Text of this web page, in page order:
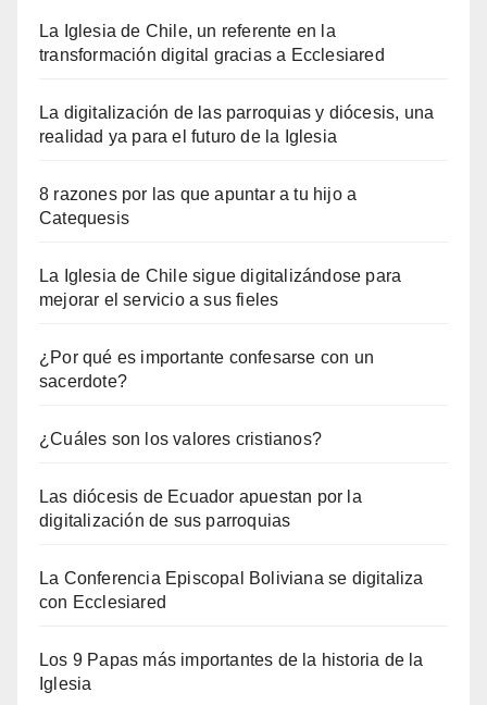
La Iglesia de Chile, un referente en la
transformación digital gracias a Ecclesiared
La digitalización de las parroquias y diócesis, una
realidad ya para el futuro de la Iglesia
8 razones por las que apuntar a tu hijo a
Catequesis
La Iglesia de Chile sigue digitalizándose para
mejorar el servicio a sus fieles
¿Por qué es importante confesarse con un
sacerdote?
¿Cuáles son los valores cristianos?
Las diócesis de Ecuador apuestan por la
digitalización de sus parroquias
La Conferencia Episcopal Boliviana se digitaliza
con Ecclesiared
Los 9 Papas más importantes de la historia de la
Iglesia